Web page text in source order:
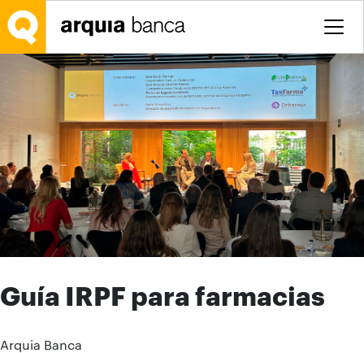
Saltar al contenido principal
Guía IRPF para farmacias
Arquia Banca